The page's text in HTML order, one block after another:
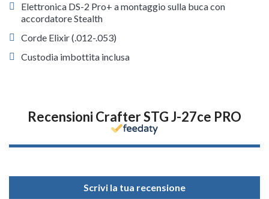
Elettronica DS-2 Pro+ a montaggio sulla buca con
accordatore Stealth
Corde Elixir (.012-.053)
Custodia imbottita inclusa
Recensioni Crafter STG J-27ce PRO
Scrivi la tua recensione